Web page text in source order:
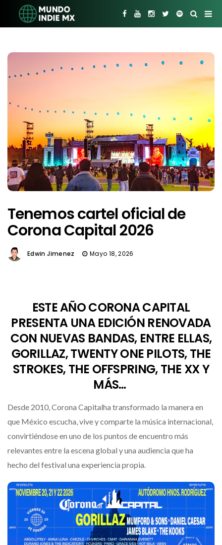
Tenemos cartel oficial de
Corona Capital 2026
Edwin Jimenez Mayo 18, 2026
ESTE AÑO CORONA CAPITAL
PRESENTA UNA EDICIÓN RENOVADA
CON NUEVAS BANDAS, ENTRE ELLAS,
GORILLAZ, TWENTY ONE PILOTS, THE
STROKES, THE OFFSPRING, THE XX Y
MÁS…
Desde 2010, Corona Capitalha transformado la manera en
que México escucha, vive y comparte la música internacional,
convirtiéndose en uno de los puntos de encuentro más
relevantes entre la escena global y una audiencia que ha
hecho del festival una experiencia propia.